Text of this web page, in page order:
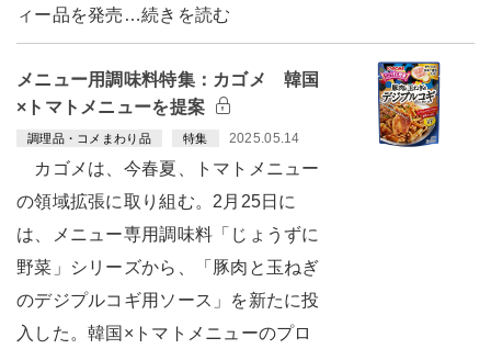
ィー品を発売…続きを読む
メニュー用調味料特集：カゴメ 韓国
×トマトメニューを提案
調理品・コメまわり品 特集 2025.05.14
カゴメは、今春夏、トマトメニュー
の領域拡張に取り組む。2月25日に
は、メニュー専用調味料「じょうずに
野菜」シリーズから、「豚肉と玉ねぎ
のデジプルコギ用ソース」を新たに投
入した。韓国×トマトメニューのプロ